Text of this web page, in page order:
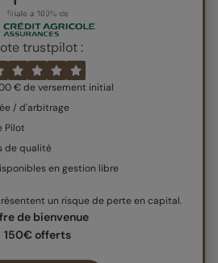
trustpilot :
€ de versement initial
/ d'arbitrage
Pilot
de qualité
en gestion libre
un risque de perte en capital.
de bienvenue
150€ offerts